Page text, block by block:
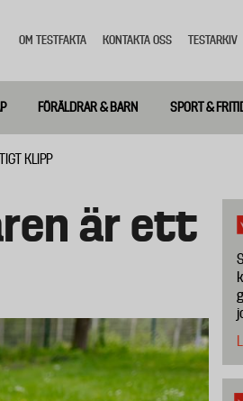
meny
OM TESTFAKTA KONTAKTA OSS TESTARKIV
FÖRÄLDRAR & BARN SPORT &
KLIPP
är ett